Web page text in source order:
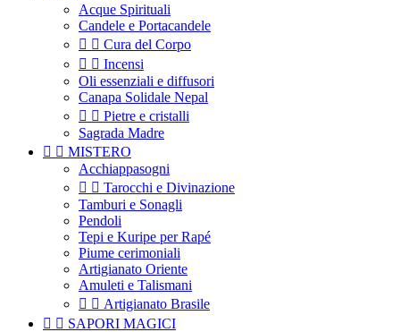
Acque Spirituali
Candele e Portacandele
  Cura del Corpo
  Incensi
Oli essenziali e diffusori
Canapa Solidale Nepal
  Pietre e cristalli
Sagrada Madre
  MISTERO
Acchiappasogni
  Tarocchi e Divinazione
Tamburi e Sonagli
Pendoli
Tepi e Kuripe per Rapé
Piume cerimoniali
Artigianato Oriente
Amuleti e Talismani
  Artigianato Brasile
  SAPORI MAGICI